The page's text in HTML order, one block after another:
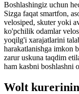
Boshlashingiz uchun
Sizga faqat smartfon,
velosiped, skuter yoki
ko'pchilik odamlar
yoqilg'i xarajatlarini
harakatlanishga imkon
zarur uskuna taqdim
ham kasbni boshlashni
Wolt